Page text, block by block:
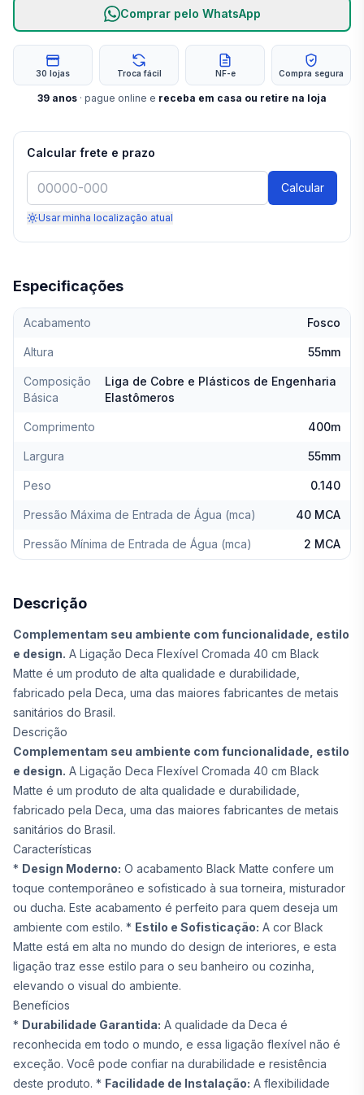
Especificações
Acabamento Fosco
Altura 55mm
Composição
Básica
Liga de Cobre e Plásticos de Engenharia
Elastômeros
Comprimento 400m
Largura 55mm
Peso 0.140
Pressão Máxima de Entrada de Água (mca) 40 MCA
Pressão Mínima de Entrada de Água (mca) 2 MCA
Descrição
Complementam seu ambiente com funcionalidade, estilo
e design. A Ligação Deca Flexível Cromada 40 cm Black
Matte é um produto de alta qualidade e durabilidade,
fabricado pela Deca, uma das maiores fabricantes de metais
sanitários do Brasil.
Descrição
Complementam seu ambiente com funcionalidade, estilo
e design. A Ligação Deca Flexível Cromada 40 cm Black
Matte é um produto de alta qualidade e durabilidade,
fabricado pela Deca, uma das maiores fabricantes de metais
sanitários do Brasil.
Características
* Design Moderno: O acabamento Black Matte confere um
toque contemporâneo e sofisticado à sua torneira, misturador
ou ducha. Este acabamento é perfeito para quem deseja um
ambiente com estilo. * Estilo e Sofisticação: A cor Black
Matte está em alta no mundo do design de interiores, e esta
ligação traz esse estilo para o seu banheiro ou cozinha,
elevando o visual do ambiente.
Benefícios
* Durabilidade Garantida: A qualidade da Deca é
reconhecida em todo o mundo, e essa ligação flexível não é
exceção. Você pode confiar na durabilidade e resistência
deste produto. * Facilidade de Instalação: A flexibilidade
Comprar pelo WhatsApp
30 lojas Troca fácil NF-e Compra segura
39 anos · pague online e receba em casa ou retire na loja
Calcular frete e prazo
Calcular
Usar minha localização atual